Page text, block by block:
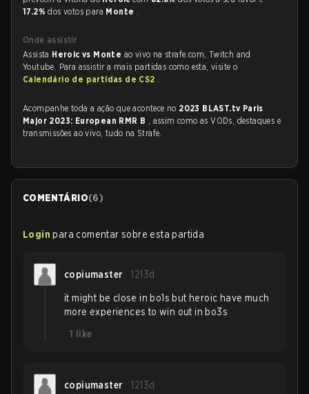
17.2%dos votos para Monte .
Onde assistir
Assista Heroic vs Monte ao vivo na strafe.com, Twitch and
Youtube. Para assistir a mais partidas como esta, visite o
Calendário de partidas de CS2 .
Acompanhe toda a ação que acontece no 2023 BLAST.tv Paris
Major 2023: European RMR B , assim como as VODs, destaques e
transmissões ao vivo, tudo na Strafe.
COMENTÁRIO(6)
Login para comentar sobre esta partida
copiumaster 1213d
it might be close in bo1s but heroic have much
more experiences to win out in bo3s
1
like
copiumaster 1213d